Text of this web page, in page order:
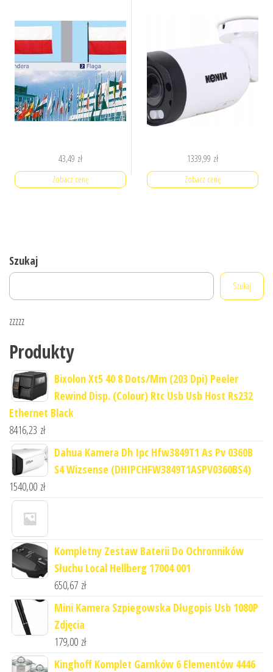
43,49 zł
Zobacz cenę
1339,99 zł
Zobacz cenę
Szukaj
Szukaj
zzzzz
Produkty
Bixolon Xt5 40 8 Dots/Mm (203 Dpi) Peeler
Rewind Disp. (Colour) Rtc Usb Usb Host Rs232
Ethernet Black
8416,23 zł
Dahua Kamera Dh Ipc Hfw3849T1 As Pv 0360B
S4 Wizsense (DHIPCHFW3849T1ASPV0360BS4)
1540,00 zł
Kompletny Zestaw Baterii Do Ochronników
Słuchu Local Hellberg 17004 001
650,67 zł
Mini Kamera Szpiegowska Długopis Usb 1080P
Zdjęcia
179,00 zł
Kinghoff Komplet Garnków 6 Elementów 4446